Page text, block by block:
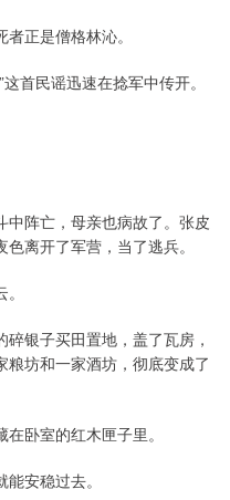
正是僧格林沁。
首民谣迅速在捻军中传开。
阵亡，母亲也病故了。张皮
离开了军营，当了逃兵。
银子买田置地，盖了瓦房，
坊和一家酒坊，彻底变成了
卧室的红木匣子里。
安稳过去。